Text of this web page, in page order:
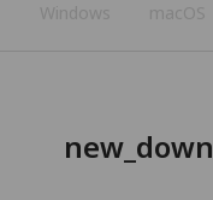
Windows macOS